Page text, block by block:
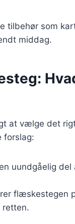
tilbehør som
middag.
at vælge det
forslag:
uundgåelig del
flæskestegen
retten.